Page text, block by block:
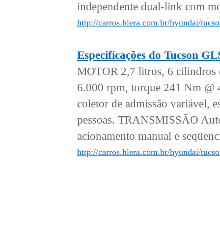
independente dual-link com
http://carros.hlera.com.br/hyundai/
Especificações do Tucson
MOTOR 2,7 litros, 6
6.000 rpm, torque 241 Nm
coletor de admissão variável,
pessoas. TRANSMISSÃO
acionamento manual e
http://carros.hlera.com.br/hyundai/